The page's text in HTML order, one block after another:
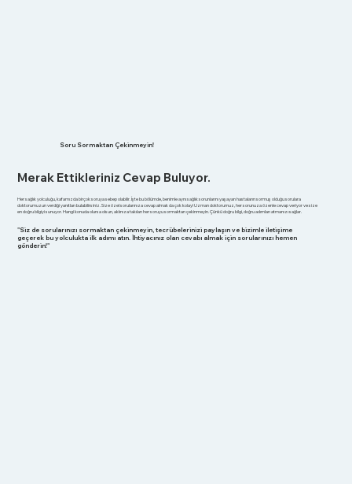
Soru Sormaktan Çekinmeyin!
Merak Ettikleriniz Cevap Buluyor.
Her sağlık yolculuğu, kafamızda birçok soruya sebep olabilir. İşte bu bölümde, benimle aynı sağlık sorunlarını yaşayan hastaların sormuş olduğu sorulara
doktorumuzun verdiği yanıtları bulabilirsiniz. Size özel sorularınıza cevap almak da çok kolay! Uzman doktorumuz, her sorunuza özenle cevap veriyor ve size
en doğru bilgiyi sunuyor. Hangi konuda olursa olsun, aklınıza takılan her soruyu sormaktan çekinmeyin. Çünkü doğru bilgi, doğru adımları atmanızı sağlar.
"Siz de sorularınızı sormaktan çekinmeyin, tecrübelerinizi paylaşın ve bizimle iletişime
geçerek bu yolculukta ilk adımı atın. İhtiyacınız olan cevabı almak için sorularınızı hemen
gönderin!"